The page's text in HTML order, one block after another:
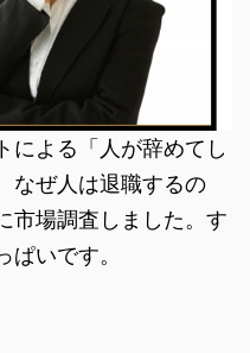
による「人が辞めてし
なぜ人は退職するの
市場調査しました。す
ぱいです。